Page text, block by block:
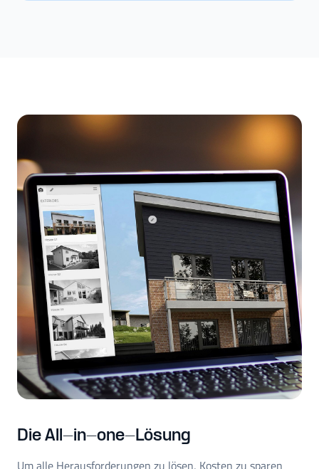
Die All-in-one-Lösung
Um alle Herausforderungen zu lösen, Kosten zu sparen